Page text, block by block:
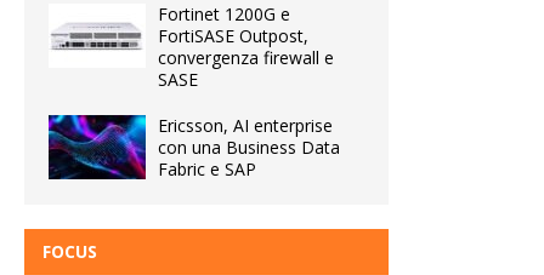
Fortinet 1200G e
FortiSASE Outpost,
convergenza firewall e
SASE
Ericsson, AI enterprise
con una Business Data
Fabric e SAP
FOCUS